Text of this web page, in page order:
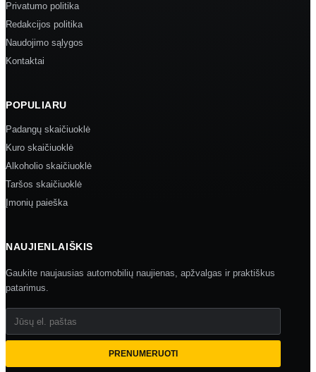
Privatumo politika
Redakcijos politika
Naudojimo sąlygos
Kontaktai
POPULIARU
Padangų skaičiuoklė
Kuro skaičiuoklė
Alkoholio skaičiuoklė
Taršos skaičiuoklė
Įmonių paieška
NAUJIENLAIŠKIS
Gaukite naujausias automobilių naujienas, apžvalgas ir praktiškus
patarimus.
Jūsų el. paštas
PRENUMERUOTI